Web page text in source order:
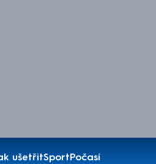
ušetřitSportPočasí